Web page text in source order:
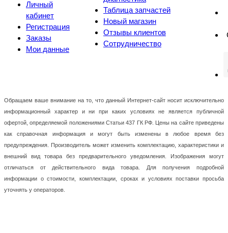
Личный
кабинет
Регистрация
Заказы
Мои данные
Таблица запчастей
Новый магазин
Отзывы клиентов
Сотрудничество
Обращаем ваше внимание на то, что данный Интернет-сайт носит исключительно
информационный характер и ни при каких условиях не является публичной
офертой, определяемой положениями Статьи 437 ГК РФ. Цены на сайте приведены
как справочная информация и могут быть изменены в любое время без
предупреждения. Производитель может изменить комплектацию, характеристики и
внешний вид товара без предварительного уведомления. Изображения могут
отличаться от действительного вида товара. Для получения подробной
информации о стоимости, комплектации, сроках и условиях поставки просьба
уточнять у операторов.